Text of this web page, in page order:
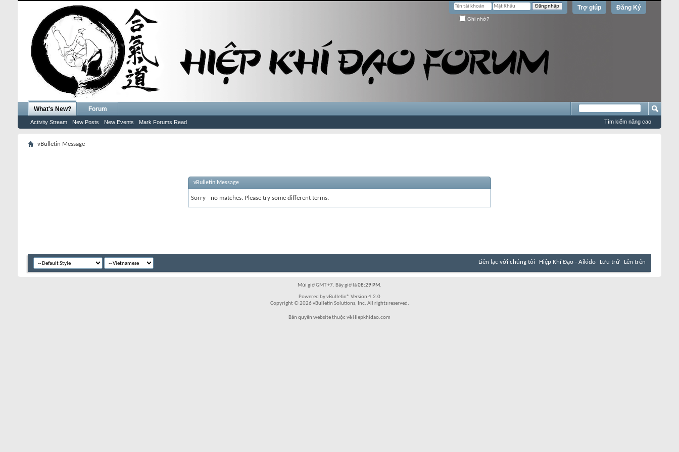
Đăng Ký
Trợ giúp
Ghi nhớ?
What's New?
Activity Stream New Posts New Events Mark Forums Read
Forum
Tìm kiếm nâng cao
vBulletin Message
vBulletin Message
Sorry - no matches. Please try some different terms.
Liên lạc với chúng tôi Hiệp Khí Đạo - Aikido Lưu trữ Lên trên
Múi giờ GMT +7. Bây giờ là08:29 PM.
Powered by vBulletin® Version 4.2.0
Copyright © 2026 vBulletin Solutions, Inc. All rights reserved.
Bản quyền website thuộc về Hiepkhidao.com